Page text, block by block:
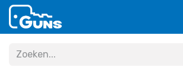
Overslaan naar inhoud